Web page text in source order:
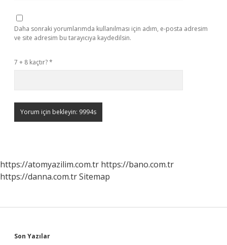
Daha sonraki yorumlarımda kullanılması için adım, e-posta adresim
ve site adresim bu tarayıcıya kaydedilsin.
7 + 8 kaçtır?*
https://atomyazilim.com.tr https://bano.com.tr
https://danna.com.trSitemap
Son Yazılar